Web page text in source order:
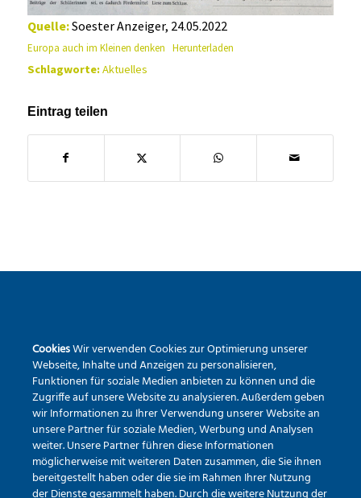
Quelle:Soester Anzeiger, 24.05.2022
Europa auch im Kleinen denken Herunterladen
Schlagworte:Aktuelles
Eintrag teilen
Pietrapaola-Platz 4
59581 Warstein
Tel.:02902 – 9791840
Erreichbarkeit via Mail
CookiesWir verwenden Cookies zur Optimierung unserer
Webseite, Inhalte und Anzeigen zu personalisieren,
Funktionen für soziale Medien anbieten zu können und die
Zugriffe auf unsere Website zu analysieren. Außerdem geben
wir Informationen zu Ihrer Verwendung unserer Website an
unsere Partner für soziale Medien, Werbung und Analysen
weiter. Unsere Partner führen diese Informationen
möglicherweise mit weiteren Daten zusammen, die Sie ihnen
bereitgestellt haben oder die sie im Rahmen Ihrer Nutzung